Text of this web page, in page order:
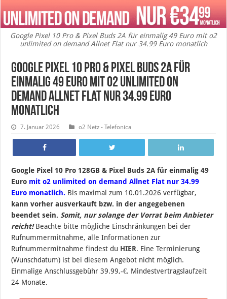
Google Pixel 10 Pro & Pixel Buds 2A für einmalig 49 Euro mit o2
unlimited on demand Allnet Flat nur 34.99 Euro monatlich
Google Pixel 10 Pro & Pixel Buds 2A für
einmalig 49 Euro mit o2 unlimited on
demand Allnet Flat nur 34.99 Euro
monatlich
7. Januar 2026 o2 Netz - Telefonica
Google Pixel 10 Pro 128GB & Pixel Buds 2A für einmalig 49
Euro mit o2 unlimited on demand Allnet Flat nur 34.99
Euro monatlich. Bis maximal zum 10.01.2026 verfügbar,
kann vorher ausverkauft bzw. in der angegebenen
beendet sein. Somit, nur solange der Vorrat beim Anbieter
reicht!Beachte bitte mögliche Einschränkungen bei der
Rufnummermitnahme, alle Informationen zur
Rufnummermitnahme findest du HIER. Eine Terminierung
(Wunschdatum) ist bei diesem Angebot nicht möglich.
Einmalige Anschlussgebühr 39.99,-€. Mindestvertragslaufzeit
24 Monate.